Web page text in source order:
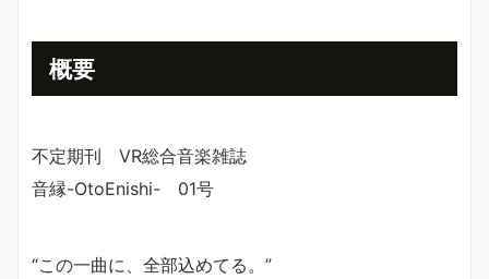
概要
不定期刊 VR総合音楽雑誌
音縁-OtoEnishi- 01号
“この一曲に、全部込めてる。”